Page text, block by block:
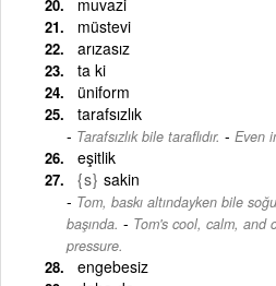
müstevi
arızasız
ta ki
üniform
tarafsızlık
Tarafsızlık bile taraflıdır. - Even
eşitlik
{s} sakin
Tom, baskı altındayken bile
başında. - Tom's cool, calm, and
pressure.
engebesiz